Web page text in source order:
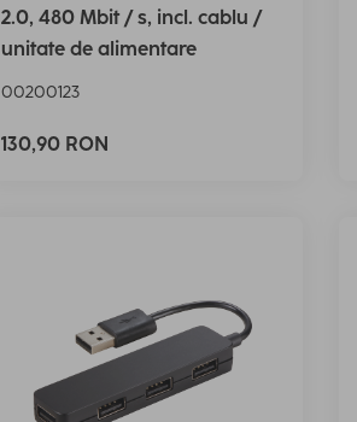
2.0, 480 Mbit / s, incl. cablu /
unitate de alimentare
00200123
130,90 RON